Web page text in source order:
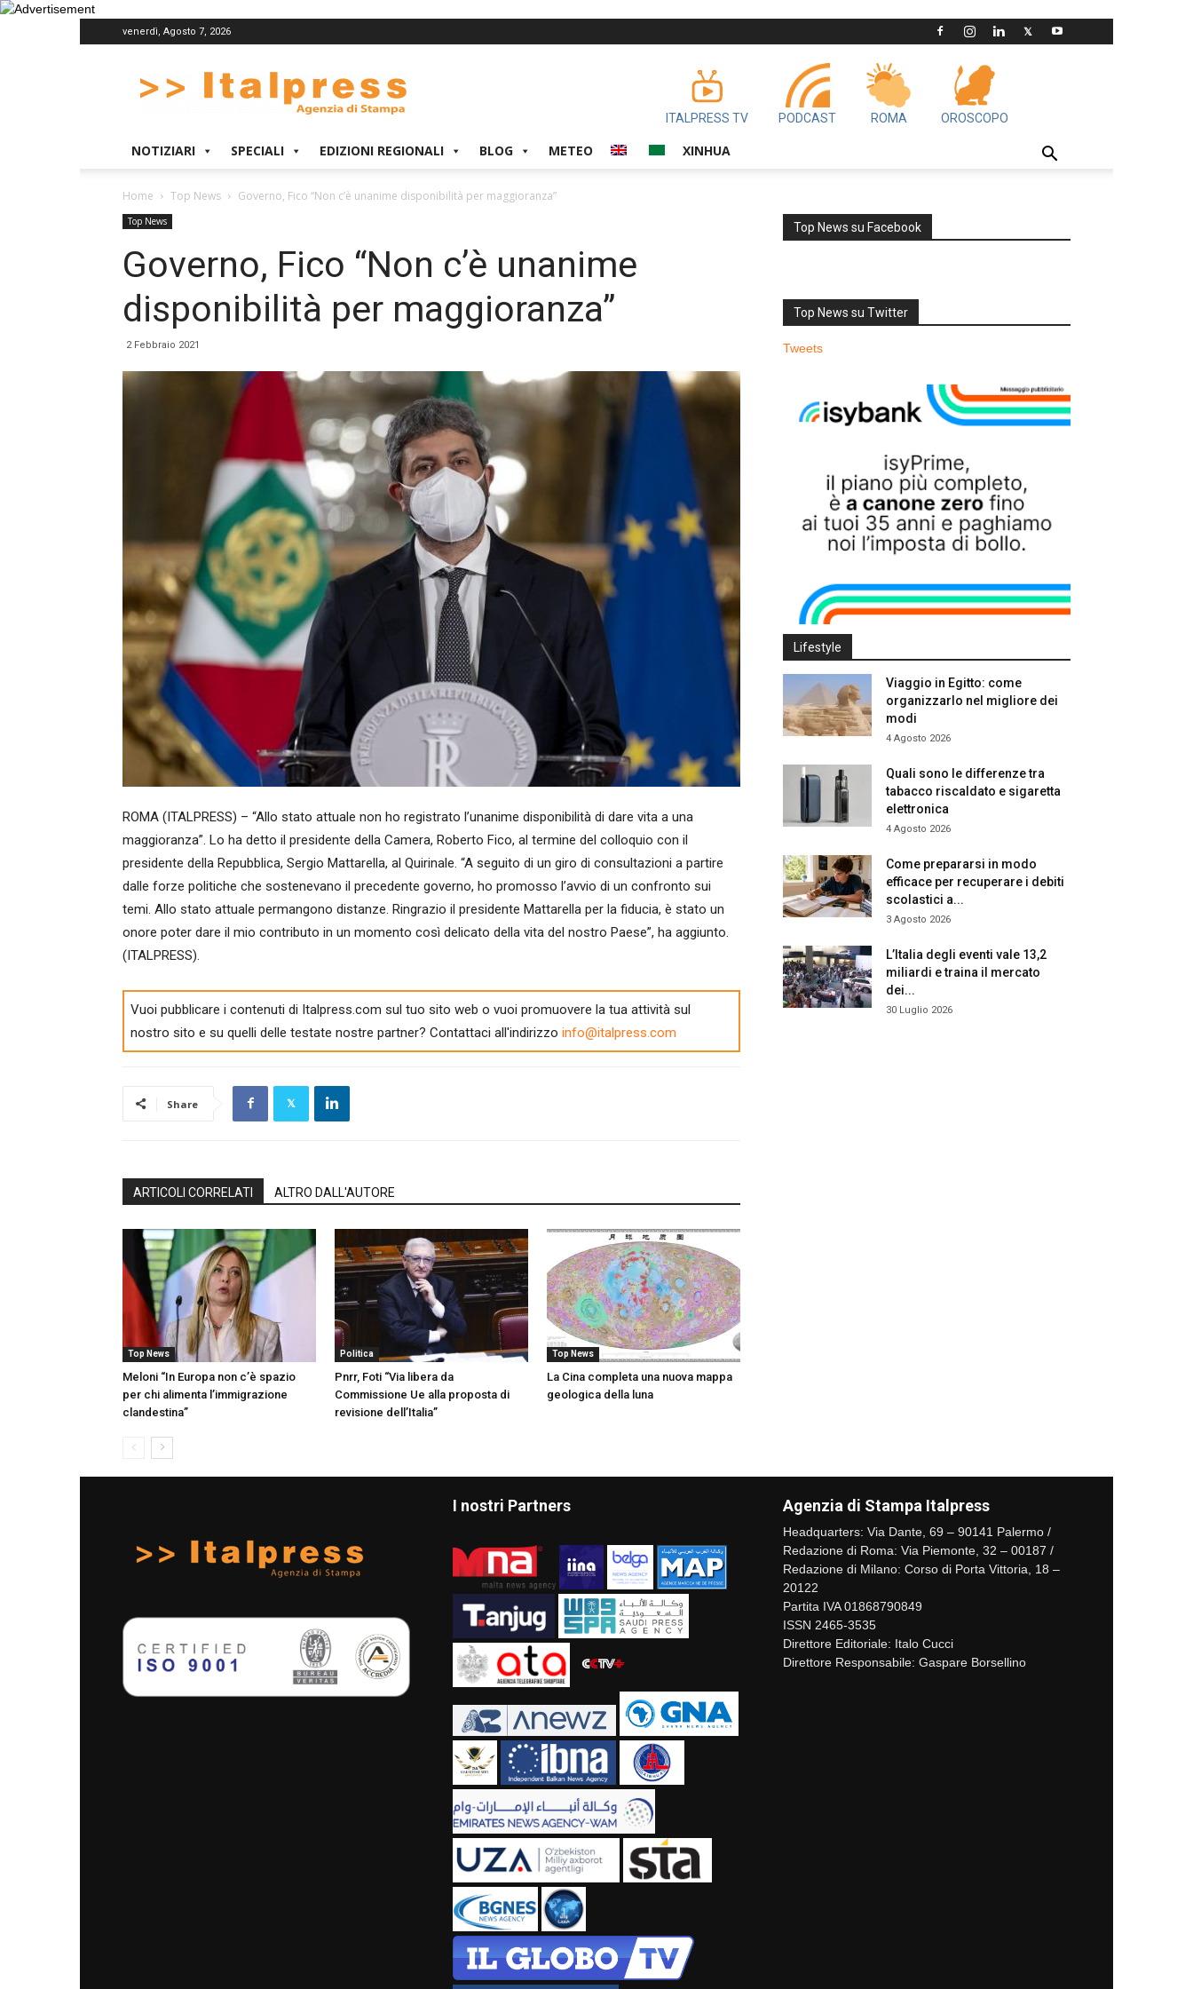
venerdì, Agosto 7, 2026
ITALPRESS TV PODCAST ROMA OROSCOPO
NOTIZIARI SPECIALI EDIZIONI REGIONALI BLOG METEO XINHUA
Home Top News Governo, Fico “Non c’è unanime disponibilità per maggioranza”
Top News
Governo, Fico “Non c’è unanime
disponibilità per maggioranza”
2 Febbraio 2021
ROMA (ITALPRESS) – “Allo stato attuale non ho registrato l’unanime disponibilità di dare vita a una
maggioranza”. Lo ha detto il presidente della Camera, Roberto Fico, al termine del colloquio con il
presidente della Repubblica, Sergio Mattarella, al Quirinale. “A seguito di un giro di consultazioni a partire
dalle forze politiche che sostenevano il precedente governo, ho promosso l’avvio di un confronto sui
temi. Allo stato attuale permangono distanze. Ringrazio il presidente Mattarella per la fiducia, è stato un
onore poter dare il mio contributo in un momento così delicato della vita del nostro Paese”, ha aggiunto.
(ITALPRESS).
Vuoi pubblicare i contenuti di Italpress.com sul tuo sito web o vuoi promuovere la tua attività sul
nostro sito e su quelli delle testate nostre partner? Contattaci all'indirizzo info@italpress.com
Share
ARTICOLI CORRELATI ALTRO DALL'AUTORE
Top News
Meloni “In Europa non c’è spazio
per chi alimenta l’immigrazione
clandestina”
Politica
Pnrr, Foti “Via libera da
Commissione Ue alla proposta di
revisione dell’Italia”
Top News
La Cina completa una nuova mappa
geologica della luna
Top News su Facebook
Top News su Twitter
Tweets
Lifestyle
Viaggio in Egitto: come
organizzarlo nel migliore dei
modi
4 Agosto 2026
Quali sono le differenze tra
tabacco riscaldato e sigaretta
elettronica
4 Agosto 2026
Come prepararsi in modo
efficace per recuperare i debiti
scolastici a...
3 Agosto 2026
L’Italia degli eventi vale 13,2
miliardi e traina il mercato
dei...
30 Luglio 2026
I nostri Partners Agenzia di Stampa Italpress
Headquarters: Via Dante, 69 – 90141 Palermo /
Redazione di Roma: Via Piemonte, 32 – 00187 /
Redazione di Milano: Corso di Porta Vittoria, 18 –
20122
Partita IVA 01868790849
ISSN 2465-3535
Direttore Editoriale: Italo Cucci
Direttore Responsabile: Gaspare Borsellino